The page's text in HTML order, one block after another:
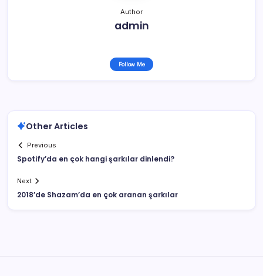
Author
admin
Follow Me
Other Articles
Previous
Spotify’da en çok hangi şarkılar dinlendi?
Next
2018’de Shazam’da en çok aranan şarkılar